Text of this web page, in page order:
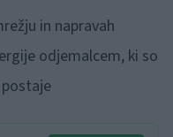
in napravah
odjemalcem, ki so